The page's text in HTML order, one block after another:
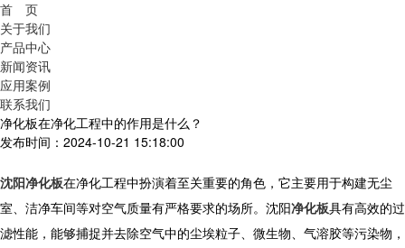
首 页
关于我们
产品中心
新闻资讯
应用案例
联系我们
净化板在净化工程中的作用是什么？
发布时间：2024-10-21 15:18:00
沈阳净化板在净化工程中扮演着至关重要的角色，它主要用于构建无尘
室、洁净车间等对空气质量有严格要求的场所。沈阳净化板具有高效的过
滤性能，能够捕捉并去除空气中的尘埃粒子、微生物、气溶胶等污染物，